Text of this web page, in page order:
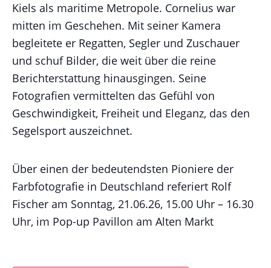
Kiels als maritime Metropole. Cornelius war
mitten im Geschehen. Mit seiner Kamera
begleitete er Regatten, Segler und Zuschauer
und schuf Bilder, die weit über die reine
Berichterstattung hinausgingen. Seine
Fotografien vermittelten das Gefühl von
Geschwindigkeit, Freiheit und Eleganz, das den
Segelsport auszeichnet.
Über einen der bedeutendsten Pioniere der
Farbfotografie in Deutschland referiert Rolf
Fischer am Sonntag, 21.06.26, 15.00 Uhr – 16.30
Uhr, im Pop-up Pavillon am Alten Markt